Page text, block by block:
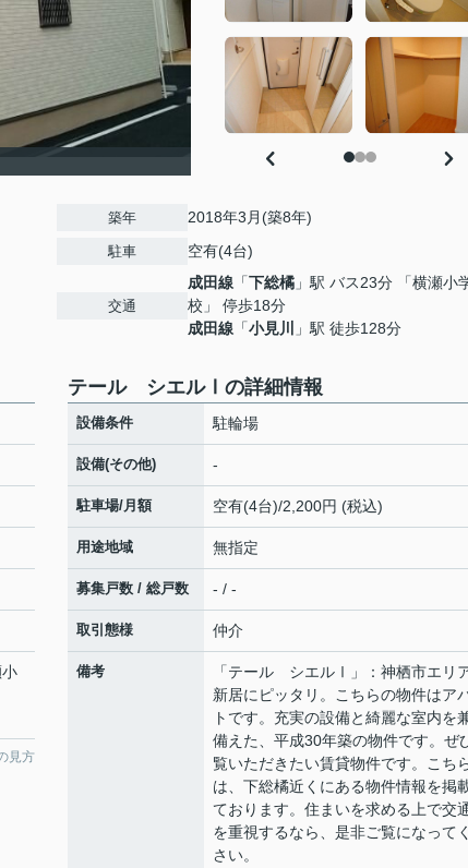
築年 2018年3月(築8年)
駐車 空有(4台)
交通
成田線 「下総橘 」駅 バス23分 「横瀬小
校」 停歩18分
成田線 「小見川 」駅 徒歩128分
見方
テール シエルⅠの詳細情報
設備条件 駐輪場
設備(その他) -
駐車場/月額 空有(4台)/2,200円 (税込)
用途地域 無指定
募集戸数 / 総戸数 - / -
取引態様 仲介
備考
「テール シエルⅠ」：神栖市エリ
新居にピッタリ。こちらの物件はア
トです。充実の設備と綺麗な室内を
備えた、平成30年築の物件です。ぜ
覧いただきたい賃貸物件です。こち
は、下総橘近くにある物件情報を掲
ております。住まいを求める上で交
を重視するなら、是非ご覧になって
さい。